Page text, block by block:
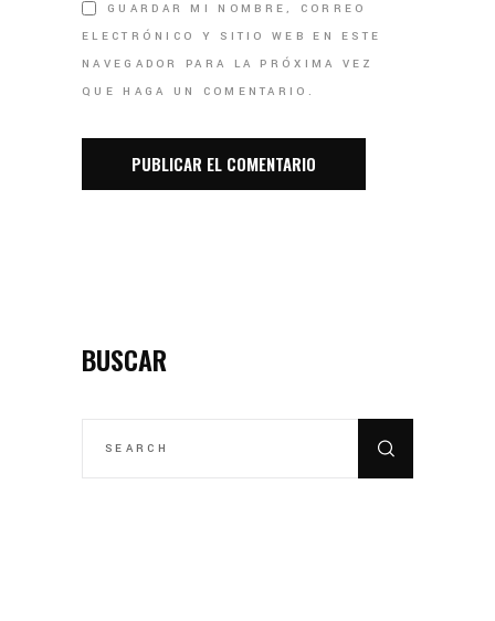
GUARDAR MI NOMBRE, CORREO
ELECTRÓNICO Y SITIO WEB EN ESTE
NAVEGADOR PARA LA PRÓXIMA VEZ
QUE HAGA UN COMENTARIO.
BUSCAR